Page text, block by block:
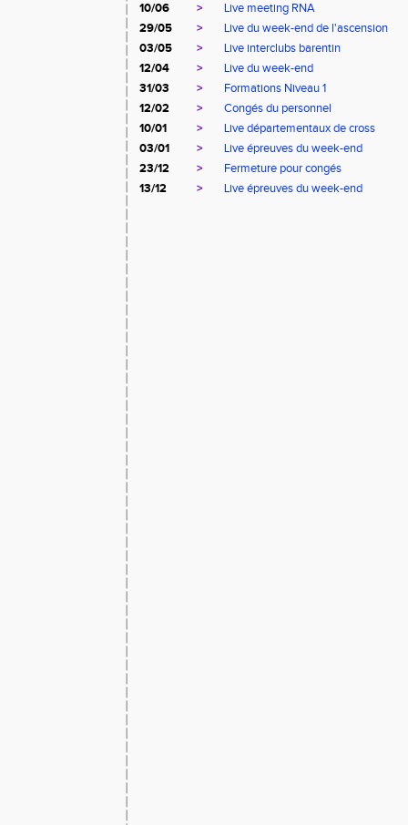
10/06
>
Live meeting RNA
29/05
>
Live du week-end de l'ascension
03/05
>
Live interclubs barentin
12/04
>
Live du week-end
31/03
>
Formations Niveau 1
12/02
>
Congés du personnel
10/01
>
Live départementaux de cross
03/01
>
Live épreuves du week-end
23/12
>
Fermeture pour congés
13/12
> Live épreuves du week-end